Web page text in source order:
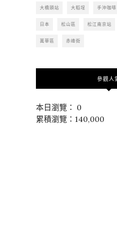
大橋頭站 大稻埕 手沖咖啡
日本 松山區 松江南京站
萬華區 赤峰街
參觀人
本日瀏覽： 0
累積瀏覽：140,000